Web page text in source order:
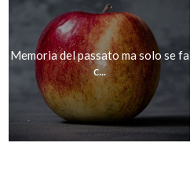
Memoria del passato ma solo se fa
c...